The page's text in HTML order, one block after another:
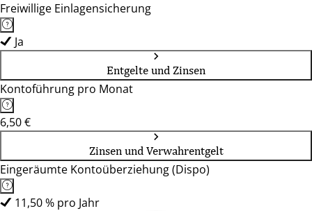
Freiwillige Einlagensicherung
Ja
Entgelte und Zinsen
Kontoführung pro Monat
6,50 €
Zinsen und Verwahrentgelt
Eingeräumte Kontoüberziehung (Dispo)
11,50 % pro Jahr